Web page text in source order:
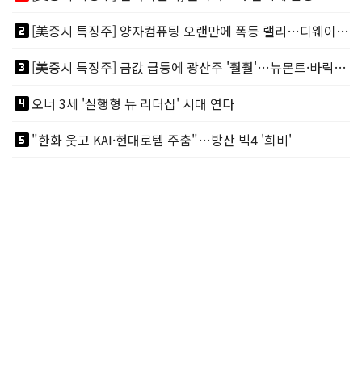
looks_two
[美증시 특징주] 양자컴퓨팅 오랜만에 폭등 랠리…디웨이브·아이온큐 주도
looks_3
[美증시 특징주] 금값 급등에 광산주 '훨훨'…뉴몬트·바릭마이닝 주도
looks_4오너 3세 '실행형 뉴 리더십' 시대 연다
looks_5"한화 웃고 KAI·현대로템 주춤"…방산 빅4 '희비'